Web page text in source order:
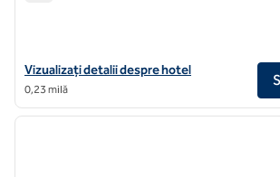
Vizualizați detaliile hotelului Hilton Garden
Vizualizați detalii despre hotel
0,23 milă
1 din 12